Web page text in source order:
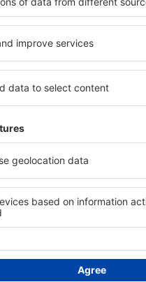
a parky na Floridě
Čechach Hotely na
Frisian Islands Hotely na